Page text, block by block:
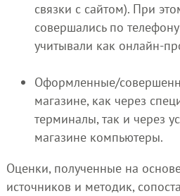
связки с сайтом). При
совершались по
учитывали как онлайн-
Оформленные/
магазине, как через
терминалы, так и через
магазине компьютеры.
Оценки, полученные на
источников и методик,